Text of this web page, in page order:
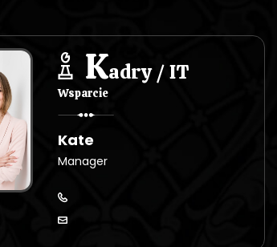
Kadry / IT
Wsparcie
Kate
Manager